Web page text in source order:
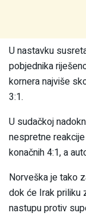
U nastavku
pobjednika
kornera najviše
3:1.
U sudačkoj
nespretne
konačnih 4:1, a
Norveška je tako
dok će Irak priliku
nastupu protiv